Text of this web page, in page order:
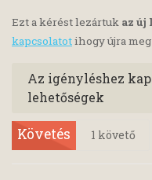
Ezt a kérést lezártuk az új
kapcsolatotihogy újra
Az igényléshez
lehetőségek
Követés 1 követő